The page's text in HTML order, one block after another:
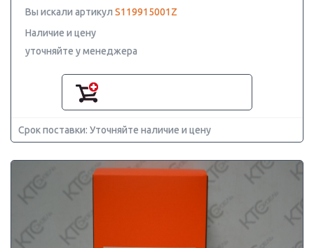
Вы искали артикул S119915001Z
Наличие и цену
уточняйте у менеджера
Срок поставки: Уточняйте наличие и цену